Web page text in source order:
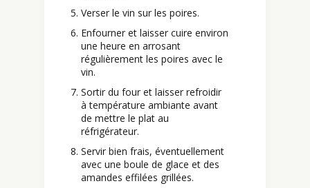
Verser le vin sur les poires.
Enfourner et laisser cuire environ
une heure en arrosant
régulièrement les poires avec le
vin.
Sortir du four et laisser refroidir
à température ambiante avant
de mettre le plat au
réfrigérateur.
Servir bien frais, éventuellement
avec une boule de glace et des
amandes effilées grillées.